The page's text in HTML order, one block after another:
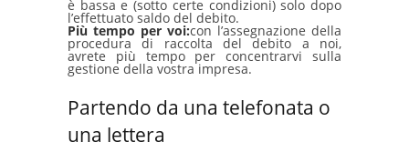
è bassa e (sotto certe condizioni) solo dopo
l’effettuato saldo del debito.
Più tempo per voi:con l’assegnazione della
procedura di raccolta del debito a noi,
avrete più tempo per concentrarvi sulla
gestione della vostra impresa.
Partendo da una telefonata o
una lettera